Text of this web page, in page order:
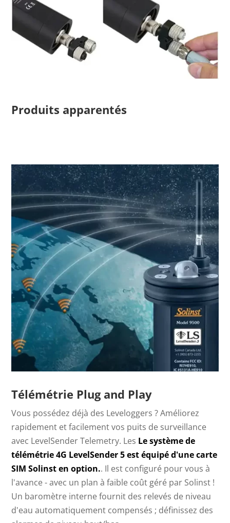
Produits apparentés
Télémétrie Plug and Play
Vous possédez déjà des Leveloggers ? Améliorez
rapidement et facilement vos puits de surveillance
avec LevelSender Telemetry. Les Le système de
télémétrie 4G LevelSender 5 est équipé d'une carte
SIM Solinst en option.. Il est configuré pour vous à
l'avance - avec un plan à faible coût géré par Solinst !
Un baromètre interne fournit des relevés de niveau
d'eau automatiquement compensés ; définissez des